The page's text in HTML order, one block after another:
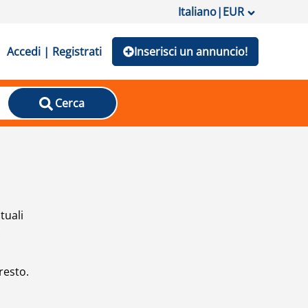
Italiano|EUR
Accedi | Registrati Inserisci un annuncio!
Cerca